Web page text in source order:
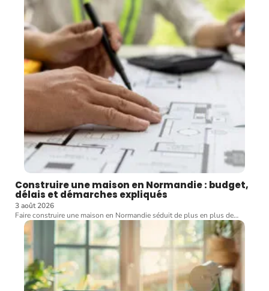
Construire une maison en Normandie : budget,
délais et démarches expliqués
3 août 2026
Faire construire une maison en Normandie séduit de plus en plus de…